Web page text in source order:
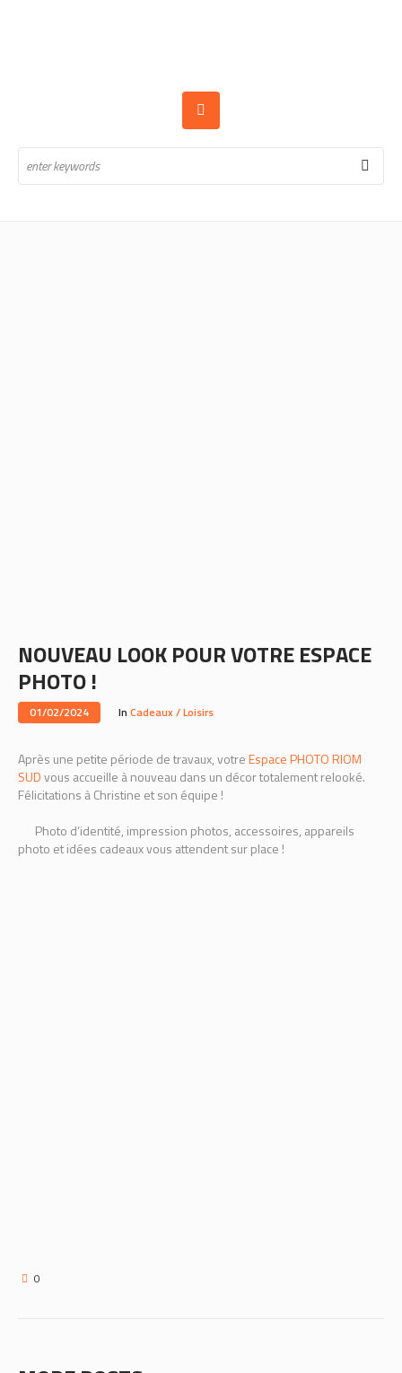
NOUVEAU LOOK POUR VOTRE ESPACE
PHOTO !
01/02/2024 In Cadeaux / Loisirs
Après une petite période de travaux, votreEspace PHOTO RIOM
SUDvous accueille à nouveau dans un décor totalement relooké.
Félicitations à Christine et son équipe !
Photo d’identité, impression photos, accessoires, appareils
photo et idées cadeaux vous attendent sur place !
0